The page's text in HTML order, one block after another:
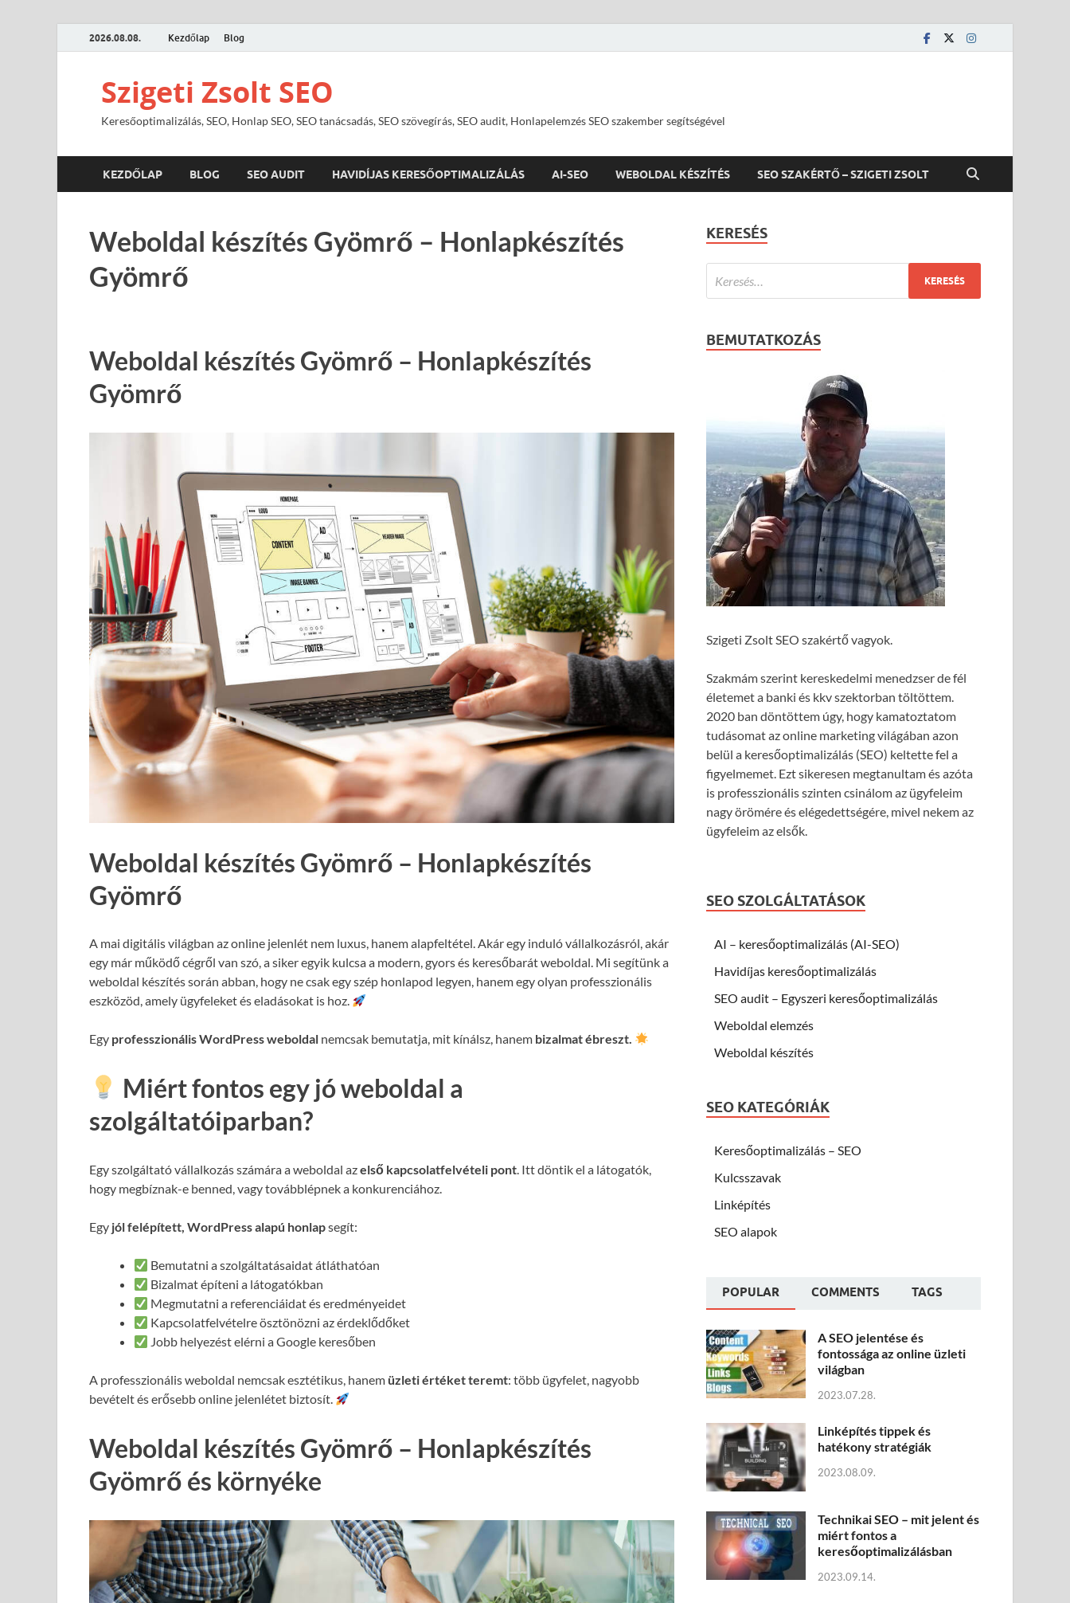
2026.08.08. Kezdőlap Blog
Szigeti Zsolt SEO
Keresőoptimalizálás, SEO, Honlap SEO, SEO tanácsadás, SEO szövegírás, SEO audit, Honlapelemzés SEO szakember segítségével
KEZDŐLAP BLOG SEO AUDIT HAVIDÍJAS KERESŐOPTIMALIZÁLÁS AI-SEO WEBOLDAL KÉSZÍTÉS SEO SZAKÉRTŐ – SZIGETI ZSOLT
Weboldal készítés Gyömrő – Honlapkészítés
Gyömrő
Weboldal készítés Gyömrő – Honlapkészítés
Gyömrő
Weboldal készítés Gyömrő – Honlapkészítés
Gyömrő
A mai digitális világban az online jelenlét nem luxus, hanem alapfeltétel. Akár egy induló vállalkozásról, akár
egy már működő cégről van szó, a siker egyik kulcsa a modern, gyors és keresőbarát weboldal. Mi segítünk a
weboldal készítés során abban, hogy ne csak egy szép honlapod legyen, hanem egy olyan professzionális
eszközöd, amely ügyfeleket és eladásokat is hoz.
Egy professzionális WordPress weboldal nemcsak bemutatja, mit kínálsz, hanem bizalmat ébreszt.
Miért fontos egy jó weboldal a
szolgáltatóiparban?
Egy szolgáltató vállalkozás számára a weboldal azelső kapcsolatfelvételi pont. Itt döntik el a látogatók,
hogy megbíznak-e benned, vagy továbblépnek a konkurenciához.
Egy jól felépített, WordPress alapú honlapsegít:
Bemutatni a szolgáltatásaidat átláthatóan
Bizalmat építeni a látogatókban
Megmutatni a referenciáidat és eredményeidet
Kapcsolatfelvételre ösztönözni az érdeklődőket
Jobb helyezést elérni a Google keresőben
A professzionális weboldal nemcsak esztétikus, hanem üzleti értéket teremt: több ügyfelet, nagyobb
bevételt és erősebb online jelenlétet biztosít.
Weboldal készítés Gyömrő – Honlapkészítés
Gyömrő és környéke
KERESÉS
BEMUTATKOZÁS
Szigeti Zsolt SEO szakértő vagyok.
Szakmám szerint kereskedelmi menedzser de fél
életemet a banki és kkv szektorban töltöttem.
2020 ban döntöttem úgy, hogy kamatoztatom
tudásomat az online marketing világában azon
belül a keresőoptimalizálás (SEO) keltette fel a
figyelmemet. Ezt sikeresen megtanultam és azóta
is professzionális szinten csinálom az ügyfeleim
nagy örömére és elégedettségére, mivel nekem az
ügyfeleim az elsők.
SEO SZOLGÁLTATÁSOK
AI – keresőoptimalizálás (AI-SEO)
Havidíjas keresőoptimalizálás
SEO audit – Egyszeri keresőoptimalizálás
Weboldal elemzés
Weboldal készítés
SEO KATEGÓRIÁK
Keresőoptimalizálás – SEO
Kulcsszavak
Linképítés
SEO alapok
POPULAR COMMENTS TAGS
A SEO jelentése és
fontossága az online üzleti
világban
2023.07.28.
Linképítés tippek és
hatékony stratégiák
2023.08.09.
Technikai SEO – mit jelent és
miért fontos a
keresőoptimalizálásban
2023.09.14.